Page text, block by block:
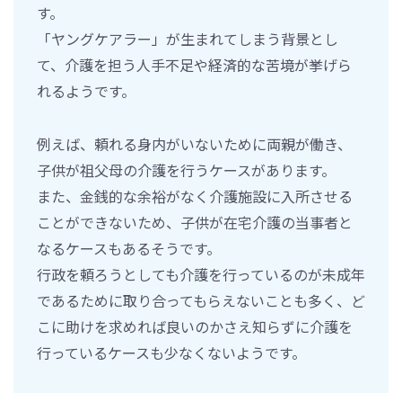
す。
「ヤングケアラー」が生まれてしまう背景とし
て、介護を担う人手不足や経済的な苦境が挙げら
れるようです。
例えば、頼れる身内がいないために両親が働き、
子供が祖父母の介護を行うケースがあります。
また、金銭的な余裕がなく介護施設に入所させる
ことができないため、子供が在宅介護の当事者と
なるケースもあるそうです。
行政を頼ろうとしても介護を行っているのが未成年
であるために取り合ってもらえないことも多く、ど
こに助けを求めれば良いのかさえ知らずに介護を
行っているケースも少なくないようです。